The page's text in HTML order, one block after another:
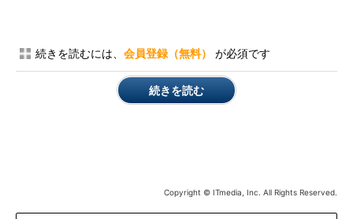
続きを読むには、 会員登録（無料） が必須です
続きを読む
Copyright © ITmedia, Inc. All Rights Reserved.